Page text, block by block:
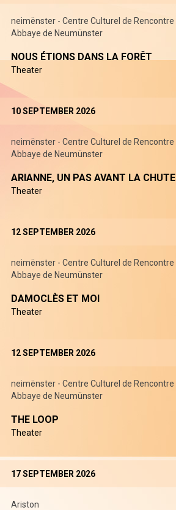
neimënster - Centre Culturel de Rencontre
Abbaye de Neumünster
NOUS ÉTIONS DANS LA FORÊT
Theater
10 SEPTEMBER 2026
neimënster - Centre Culturel de Rencontre
Abbaye de Neumünster
ARIANNE, UN PAS AVANT LA CHUTE
Theater
12 SEPTEMBER 2026
neimënster - Centre Culturel de Rencontre
Abbaye de Neumünster
DAMOCLÈS ET MOI
Theater
12 SEPTEMBER 2026
neimënster - Centre Culturel de Rencontre
Abbaye de Neumünster
THE LOOP
Theater
17 SEPTEMBER 2026
Ariston